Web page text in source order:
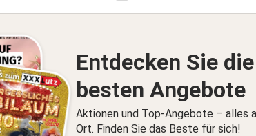
Entdecken Sie die
besten Angebote
Aktionen und Top-Angebote – alles
Ort. Finden Sie das Beste für sich!